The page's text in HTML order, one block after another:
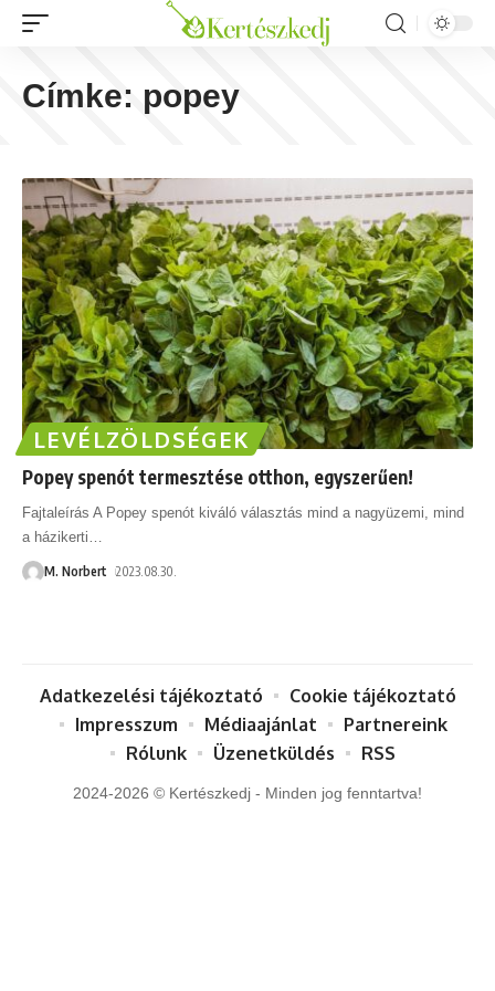
Címke: popey
LEVÉLZÖLDSÉGEK
Popey spenót termesztése otthon, egyszerűen!
Fajtaleírás A Popey spenót kiváló választás mind a nagyüzemi, mind
a házikerti
M. Norbert 2023.08.30.
2024-2026 © Kertészkedj - Minden jog fenntartva!
Adatkezelési tájékoztató
Cookie tájékoztató
Impresszum
Médiaajánlat
Partnereink
Rólunk
Üzenetküldés RSS